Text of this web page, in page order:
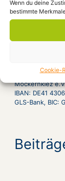
Wenn du deine
bestimmte
Cookie-
Weizsäcker
Möckernkiez
IBAN: DE41
GLS-Bank, BIC: